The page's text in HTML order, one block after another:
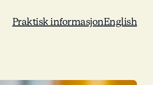
Praktisk informasjonEnglish